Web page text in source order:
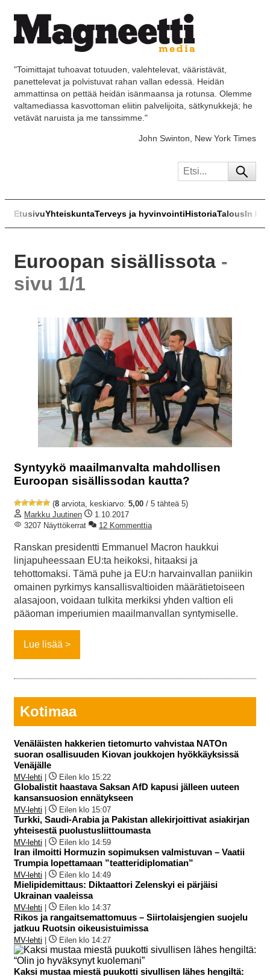
"Toimittajat tuhoavat totuuden, valehtelevat, vääristävät,
panettelevat ja polvistuvat rahan vallan edessä. Heidän
ammattinsa on pettää heidän isänmaansa ja rotunsa. Olemme
valtamediassa kasvottoman eliitin palvelijoita, sätkynukkejä; he
vetävät naruista ja me tanssimme."
John Swinton, New York Times
EtusivuYhteiskuntaTerveys ja hyvinvointiHistoriaTalousIn
Euroopan sisällissota -
sivu 1/1
Syntyykö maailmanvalta mahdollisen
Euroopan sisällissodan kautta?
(8 arviota, keskiarvo: 5,00 / 5 tähteä 5)
Markku Juutinen
1.10.2017
3207 Näyttökerrat
12 Kommenttia
Ranskan presidentti Emmanuel Macron haukkui
linjapuheessaan EU:ta heikoksi, hitaaksi ja
tehottomaksi. Tämä puhe ja EU:n harvainvallan paniikin
omainen pyrkimys kansallisvaltioiden määrätietoiseen
alasajoon, voidaan tulkita merkiksi yhden valtion eli
pääoman imperiumien maailmanvallan syntymiselle.
Lue lisää
Kotimaa
Venäläisten hakkerien tietomurto vahvistaa NATOn
suoran osallisuuden Kiovan joukkojen hyökkäyksissä
Venäjälle
MV-lehti Eilen klo 15:22
Globalistit haastava Saksan AfD kapusi jälleen uuteen
kansansuosion ennätykseen
MV-lehti Eilen klo 15:07
Turkki, Saudi-Arabia ja Pakistan allekirjoittivat asiakirjan
yhteisestä puolustusliittoumasta
MV-lehti Eilen klo 14:59
Iran ilmoitti Hormuzin sopimuksen valmistuvan – Vaatii
Trumpia lopettamaan ”teatteridiplomatian”
MV-lehti Eilen klo 14:49
Mielipidemittaus: Diktaattori Zelenskyi ei pärjäisi
Ukrainan vaaleissa
MV-lehti Eilen klo 14:37
Rikos ja rangaitsemattomuus – Siirtolaisjengien suojelu
jatkuu Ruotsin oikeusistuimissa
MV-lehti Eilen klo 14:27
Kaksi mustaa miestä puukotti sivullisen lähes hengiltä: